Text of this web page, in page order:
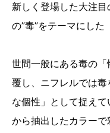
新しく登場した大注
の”毒”をテーマにした
世間一般にある毒の
覆し、ニフレルでは
な個性」として捉え
から抽出したカラー